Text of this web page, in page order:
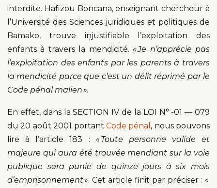
interdite. Hafizou Boncana, enseignant chercheur à
l’Université des Sciences juridiques et politiques de
Bamako, trouve injustifiable l’exploitation des
enfants à travers la mendicité. « Je n’apprécie pas
l’exploitation des enfants par les parents à travers
la mendicité parce que c’est un délit réprimé par le
Code pénal malien ».
En effet, dans la SECTION IV de la LOI N° -01 — 079
du 20 août 2001 portant Code pénal , nous pouvons
lire à l’article 183 : « Toute personne valide et
majeure qui aura été trouvée mendiant sur la voie
publique sera punie de quinze jours à six mois
d’emprisonnement». Cet article finit par préciser : «